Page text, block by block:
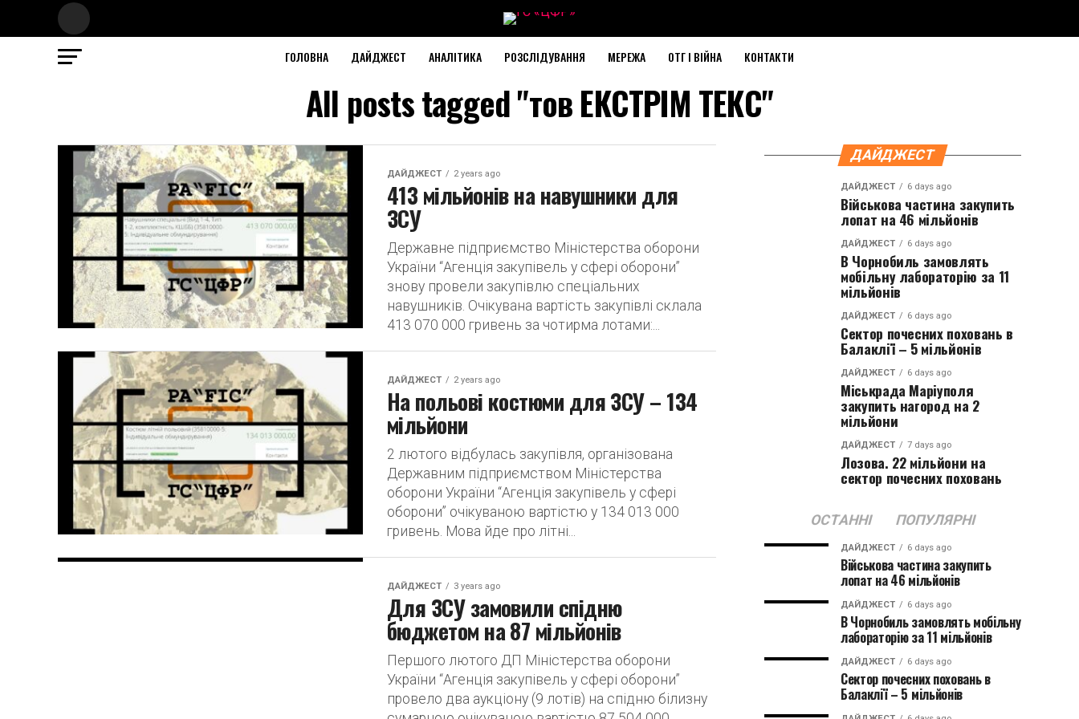
ГОЛОВНА ДАЙДЖЕСТ АНАЛІТИКА РОЗСЛІДУВАННЯ МЕРЕЖА ОТГ І ВІЙНА КОНТАКТИ
All posts tagged "тов ЕКСТРІМ ТЕКС"
ДАЙДЖЕСТ 2 years ago
413 мільйонів на навушники для
ЗСУ
Державне підприємство Міністерства оборони
України “Агенція закупівель у сфері оборони”
знову провели закупівлю спеціальних
навушників. Очікувана вартість закупівлі склала
413 070 000 гривень за чотирма лотами:...
ДАЙДЖЕСТ 2 years ago
На польові костюми для ЗСУ – 134
мільйони
2 лютого відбулась закупівля, організована
Державним підприємством Міністерства
оборони України “Агенція закупівель у сфері
оборони” очікуваною вартістю у 134 013 000
гривень. Мова йде про літні...
ДАЙДЖЕСТ 3 years ago
Для ЗСУ замовили спідню
бюджетом на 87 мільйонів
Першого лютого ДП Міністерства оборони
України “Агенція закупівель у сфері оборони”
провело два аукціону (9 лотів) на спідню білизну
ДАЙДЖЕСТ
ДАЙДЖЕСТ 6 days ago
Військова частина закупить
лопат на 46 мільйонів
ДАЙДЖЕСТ 6 days ago
В Чорнобиль замовлять
мобільну лабораторію за 11
мільйонів
ДАЙДЖЕСТ 6 days ago
Сектор почесних поховань в
Балаклії – 5 мільйонів
ДАЙДЖЕСТ 6 days ago
Міськрада Маріуполя
закупить нагород на 2
мільйони
ДАЙДЖЕСТ 7 days ago
Лозова. 22 мільйони на
сектор почесних поховань
ОСТАННІ ПОПУЛЯРНІ
ДАЙДЖЕСТ 6 days ago
Військова частина закупить
лопат на 46 мільйонів
ДАЙДЖЕСТ 6 days ago
В Чорнобиль замовлять мобільну
лабораторію за 11 мільйонів
ДАЙДЖЕСТ 6 days ago
Сектор почесних поховань в
Балаклії – 5 мільйонів